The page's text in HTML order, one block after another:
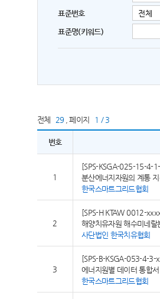
표준번호
표준명(키워드)
전체 29 페이지 1 / 3
번호
1
[SPS-KSGA-025-15-4-
분산에너지자원의 계통
한국스마트그리드협회
2
[SPS-H KTAW 0012-
해양치유자원 해수미네랄
사단법인 한국치유협회
3
[SPS-B-KSGA-053-4-3-
에너지원별 데이터 통합
한국스마트그리드협회